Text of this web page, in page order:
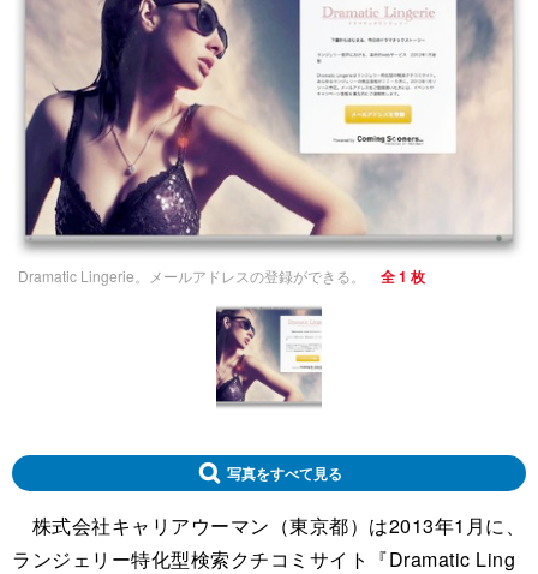
Dramatic Lingerie。メールアドレスの登録ができる。 全 1 枚
写真をすべて見る
株式会社キャリアウーマン（東京都）は2013年1月に、
ランジェリー特化型検索クチコミサイト『Dramatic Ling